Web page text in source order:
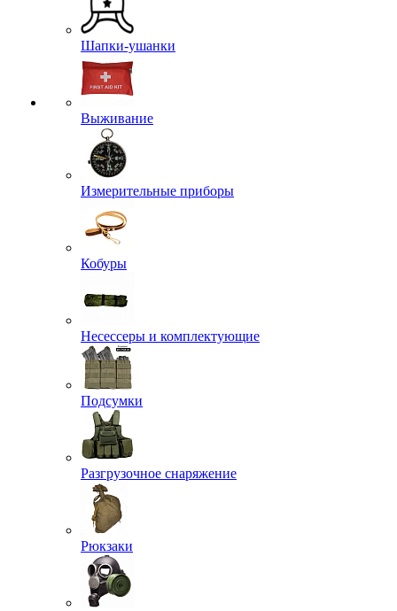
Шапки-ушанки
Выживание
Измерительные приборы
Кобуры
Несессеры и комплектующие
Подсумки
Разгрузочное снаряжение
Рюкзаки